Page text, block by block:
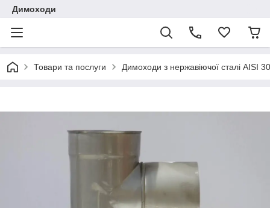
Димоходи
Товари та послуги Димоходи з нержавіючої сталі